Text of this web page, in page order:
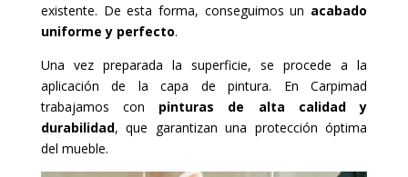
existente. De esta forma, conseguimos un acabado
uniforme y perfecto.
Una vez preparada la superficie, se procede a la
aplicación de la capa de pintura. En Carpimad
trabajamos con pinturas de alta calidad y
durabilidad, que garantizan una protección óptima
del mueble.